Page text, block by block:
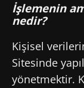
İşlemenin
nedir?
Kişisel
Sitesinde
yönetmektir.